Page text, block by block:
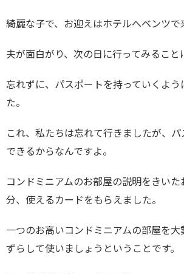
綺麗な子で、お迎えはホテルへベンツで
夫が面白がり、次の日に行ってみること
忘れずに、パスポートを持っていくよう
た。
これ、私たちは忘れて行きましたが、
できるからなんですよ。
コンドミニアムのお部屋の説明をきいた
分、使えるカードをもらえました。
一つのお高いコンドミニアムの部屋を大
ずらして使いましょうということです。